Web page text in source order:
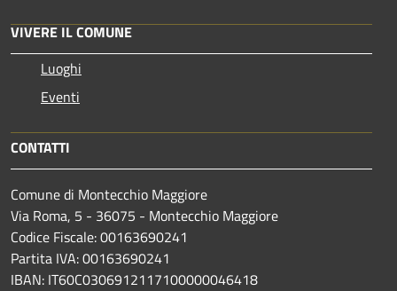
VIVERE IL COMUNE
Luoghi
Eventi
CONTATTI
Comune di Montecchio Maggiore
Via Roma, 5 - 36075 - Montecchio Maggiore
Codice Fiscale: 00163690241
Partita IVA: 00163690241
IBAN: IT60C0306912117100000046418